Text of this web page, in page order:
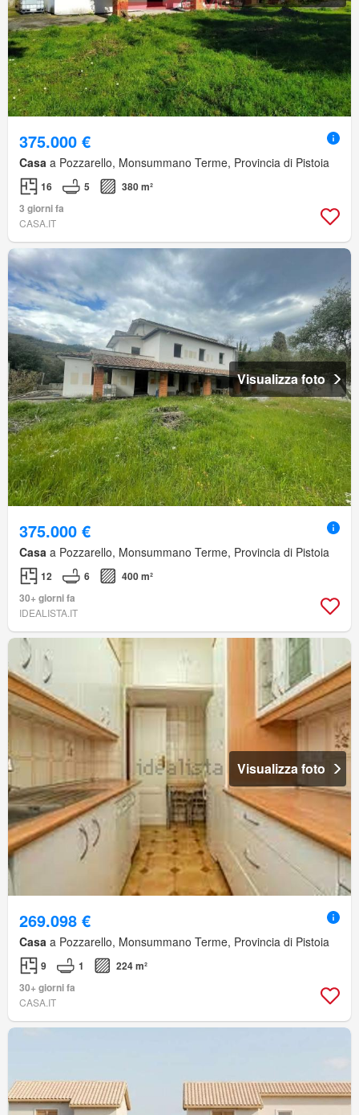
375.000 €
Casa a Pozzarello, Monsummano Terme, Provincia di Pistoia
16 5
380 m²
3 giorni fa
CASA.IT
Visualizza foto
375.000 €
Casa a Pozzarello, Monsummano Terme, Provincia di Pistoia
12 6
400 m²
30+ giorni fa
IDEALISTA.IT
Visualizza foto
269.098 €
Casa a Pozzarello, Monsummano Terme, Provincia di Pistoia
9 1
224 m²
30+ giorni fa
CASA.IT